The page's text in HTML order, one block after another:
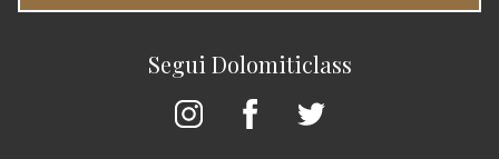
Segui Dolomiticlass